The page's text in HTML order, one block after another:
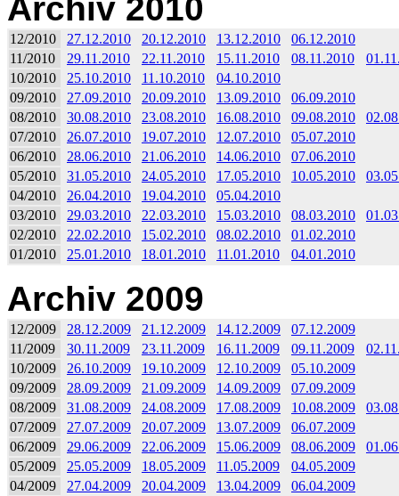
Archiv 2010
12/2010 27.12.2010 20.12.2010 13.12.2010
06.12.2010
11/2010
29.11.2010 22.11.2010 15.11.2010 08.11.2010
10/2010
25.10.2010 11.10.2010
04.10.2010
09/2010
27.09.2010 20.09.2010 13.09.2010
06.09.2010
08/2010
30.08.2010 23.08.2010 16.08.2010 09.08.2010
07/2010
26.07.2010 19.07.2010 12.07.2010
05.07.2010
06/2010
28.06.2010 21.06.2010 14.06.2010
07.06.2010
05/2010
31.05.2010 24.05.2010 17.05.2010 10.05.2010
04/2010
26.04.2010 19.04.2010
05.04.2010
03/2010
29.03.2010 22.03.2010 15.03.2010 08.03.2010
02/2010
22.02.2010 15.02.2010 08.02.2010
01.02.2010
01/2010
25.01.2010 18.01.2010 11.01.2010 04.01.2010
Archiv 2009
12/2009 28.12.2009 21.12.2009 14.12.2009
07.12.2009
11/2009
30.11.2009 23.11.2009 16.11.2009 09.11.2009
10/2009
26.10.2009 19.10.2009 12.10.2009
05.10.2009
09/2009
28.09.2009 21.09.2009 14.09.2009
07.09.2009
08/2009
31.08.2009 24.08.2009 17.08.2009 10.08.2009
07/2009
27.07.2009 20.07.2009 13.07.2009
06.07.2009
06/2009
29.06.2009 22.06.2009 15.06.2009 08.06.2009
05/2009
25.05.2009 18.05.2009 11.05.2009
04.05.2009
04/2009
27.04.2009 20.04.2009 13.04.2009
06.04.2009